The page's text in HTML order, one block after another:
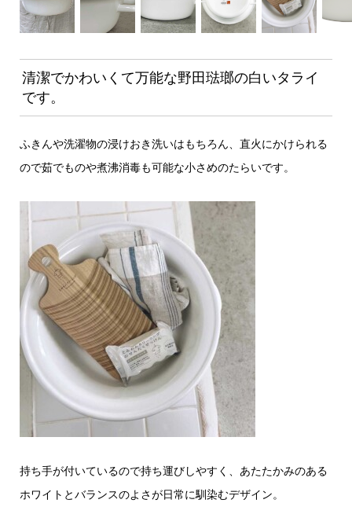
清潔でかわいくて万能な野田琺瑯の白いタライ
です。
ふきんや洗濯物の浸けおき洗いはもちろん、直火にかけられる
ので茹でものや煮沸消毒も可能な小さめのたらいです。
持ち手が付いているので持ち運びしやすく、あたたかみのある
ホワイトとバランスのよさが日常に馴染むデザイン。